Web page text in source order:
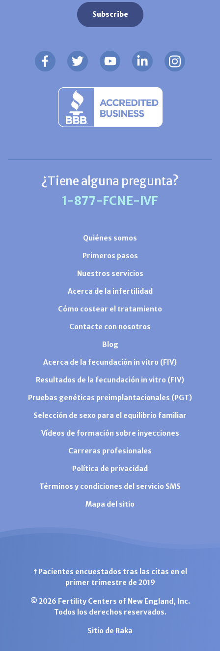
¿Tiene alguna pregunta?
1-877-FCNE-IVF
Quiénes somos
Primeros pasos
Nuestros servicios
Acerca de la infertilidad
Cómo costear el tratamiento
Contacte con nosotros
Blog
Acerca de la fecundación in vitro (FIV)
Resultados de la fecundación in vitro (FIV)
Pruebas genéticas preimplantacionales (PGT)
Selección de sexo para el equilibrio familiar
Vídeos de formación sobre inyecciones
Carreras profesionales
Política de privacidad
Términos y condiciones del servicio SMS
Mapa del sitio
† Pacientes encuestados tras las citas en el
primer trimestre de 2019
© 2026 Fertility Centers of New England, Inc.
Todos los derechos reservados.
Sitio de Raka